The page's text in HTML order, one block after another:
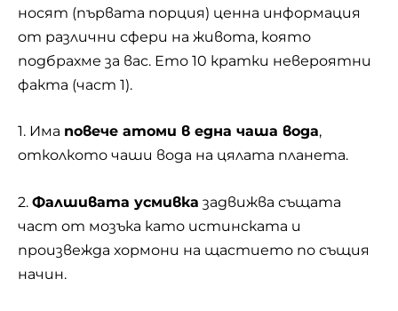
носят (първата порция) ценна информация
от различни сфери на живота, която
подбрахме за вас. Ето 10 кратки невероятни
факта (част 1).
1. Има повече атоми в една чаша вода,
отколкото чаши вода на цялата планета.
2. Фалшивата усмивка задвижва същата
част от мозъка като истинската и
произвежда хормони на щастието по същия
начин.